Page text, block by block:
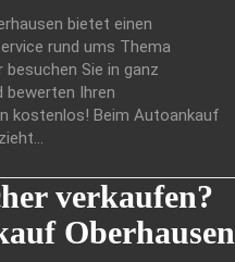
bietet einen
rund ums Thema
Sie in ganz
bewerten Ihren
kostenlos! Beim Autoankauf
verkaufen?
Oberhausen